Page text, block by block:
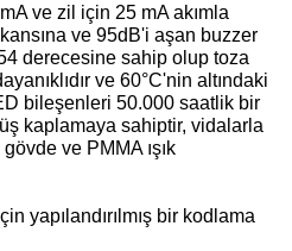
ve zil için 25 mA akımla
ve 95dB'i aşan buzzer
derecesine sahip olup toza
ve 60°C'nin altındaki
bileşenleri 50.000 saatlik bir
kaplamaya sahiptir, vidalarla
ve PMMA ışık
yapılandırılmış bir kodlama